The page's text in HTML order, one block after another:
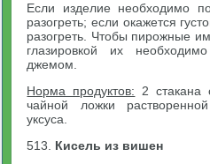
Если изделие необходимо
разогреть; если окажется
разогреть. Чтобы пирожные
глазировкой их
джемом.
Норма продуктов: 2
чайной ложки
уксуса.
513. Кисель из вишен